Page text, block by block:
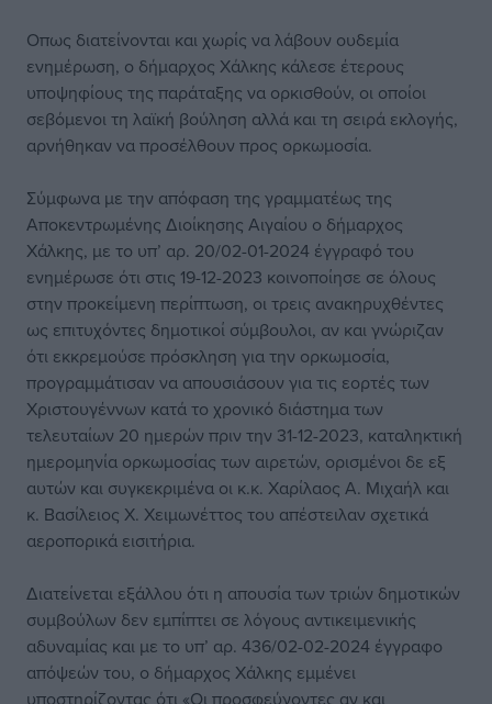
Οπως διατείνονται και χωρίς να λάβουν ουδεμία
ενημέρωση, ο δήμαρχος Χάλκης κάλεσε έτερους
υποψηφίους της παράταξης να ορκισθούν, οι οποίοι
σεβόμενοι τη λαϊκή βούληση αλλά και τη σειρά εκλογής,
αρνήθηκαν να προσέλθουν προς ορκωμοσία.
Σύμφωνα με την απόφαση της γραμματέως της
Αποκεντρωμένης Διοίκησης Αιγαίου ο δήμαρχος
Χάλκης, με το υπ’ αρ. 20/02-01-2024 έγγραφό του
ενημέρωσε ότι στις 19-12-2023 κοινοποίησε σε όλους
στην προκείμενη περίπτωση, οι τρεις ανακηρυχθέντες
ως επιτυχόντες δημοτικοί σύμβουλοι, αν και γνώριζαν
ότι εκκρεμούσε πρόσκληση για την ορκωμοσία,
προγραμμάτισαν να απουσιάσουν για τις εορτές των
Χριστουγέννων κατά το χρονικό διάστημα των
τελευταίων 20 ημερών πριν την 31-12-2023, καταληκτική
ημερομηνία ορκωμοσίας των αιρετών, ορισμένοι δε εξ
αυτών και συγκεκριμένα οι κ.κ. Χαρίλαος Α. Μιχαήλ και
κ. Βασίλειος Χ. Χειμωνέττος του απέστειλαν σχετικά
αεροπορικά εισιτήρια.
Διατείνεται εξάλλου ότι η απουσία των τριών δημοτικών
συμβούλων δεν εμπίπτει σε λόγους αντικειμενικής
αδυναμίας και με το υπ’ αρ. 436/02-02-2024 έγγραφο
απόψεών του, ο δήμαρχος Χάλκης εμμένει
υποστηρίζοντας ότι «Οι προσφεύγοντες αν και